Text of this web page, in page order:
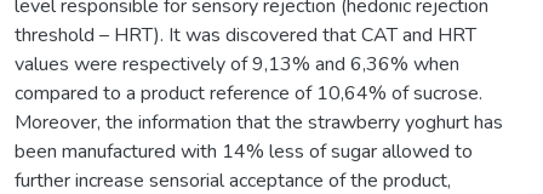
level responsible for sensory rejection (hedonic rejection
threshold – HRT). It was discovered that CAT and HRT
values were respectively of 9,13% and 6,36% when
compared to a product reference of 10,64% of sucrose.
Moreover, the information that the strawberry yoghurt has
been manufactured with 14% less of sugar allowed to
further increase sensorial acceptance of the product,